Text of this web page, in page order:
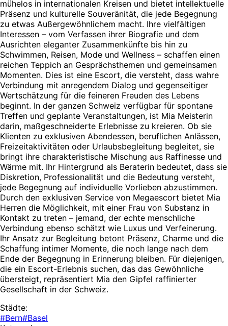
mühelos in internationalen Kreisen und bietet intellektuelle
Präsenz und kulturelle Souveränität, die jede Begegnung
zu etwas Außergewöhnlichem macht. Ihre vielfältigen
Interessen – vom Verfassen ihrer Biografie und dem
Ausrichten eleganter Zusammenkünfte bis hin zu
Schwimmen, Reisen, Mode und Wellness – schaffen einen
reichen Teppich an Gesprächsthemen und gemeinsamen
Momenten. Dies ist eine Escort, die versteht, dass wahre
Verbindung mit anregendem Dialog und gegenseitiger
Wertschätzung für die feineren Freuden des Lebens
beginnt. In der ganzen Schweiz verfügbar für spontane
Treffen und geplante Veranstaltungen, ist Mia Meisterin
darin, maßgeschneiderte Erlebnisse zu kreieren. Ob sie
Klienten zu exklusiven Abendessen, beruflichen Anlässen,
Freizeitaktivitäten oder Urlaubsbegleitung begleitet, sie
bringt ihre charakteristische Mischung aus Raffinesse und
Wärme mit. Ihr Hintergrund als Beraterin bedeutet, dass sie
Diskretion, Professionalität und die Bedeutung versteht,
jede Begegnung auf individuelle Vorlieben abzustimmen.
Durch den exklusiven Service von Megaescort bietet Mia
Herren die Möglichkeit, mit einer Frau von Substanz in
Kontakt zu treten – jemand, der echte menschliche
Verbindung ebenso schätzt wie Luxus und Verfeinerung.
Ihr Ansatz zur Begleitung betont Präsenz, Charme und die
Schaffung intimer Momente, die noch lange nach dem
Ende der Begegnung in Erinnerung bleiben. Für diejenigen,
die ein Escort-Erlebnis suchen, das das Gewöhnliche
übersteigt, repräsentiert Mia den Gipfel raffinierter
Gesellschaft in der Schweiz.
Städte:
#Bern#Basel